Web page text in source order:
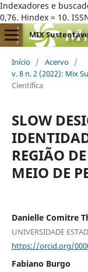
Indexadores e
0,76. Hindex = 10.
MIX
Início / Acervo /
v. 8 n. 2 (2022): Mix
Científica
SLOW
REGIÃO
MEIO DE
Danielle Comitre
UNIVERSIDADE
https://orcid.org/
Fabiano Burgo